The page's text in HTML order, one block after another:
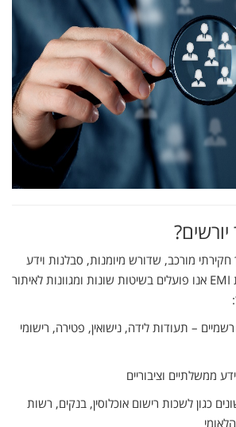
יורשים?
חקירתי מורכב, שדורש מיומנות, סבלנות וידע
EMI אנו פועלים בשיטות שונות ומגוונות לאיתור
רשמיים – תעודות לידה, נישואין, פטירה, רישומי
ממשלתיים וציבוריים
כגון לשכות רישום אוכלוסין, בנקים, רשות
הלאומי